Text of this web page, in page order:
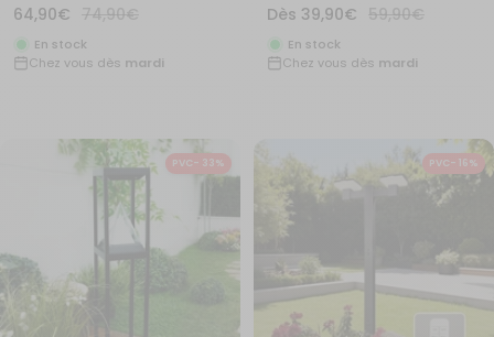
Prix
de
vente
64,90€
Prix
normal
74,90€
En stock
Chez vous dès mardi
Prix
de
vente
Dès 39,90€ Prix
59,90€
En stock
Chez vous dès mardi
PVC- 33% PVC- 16%